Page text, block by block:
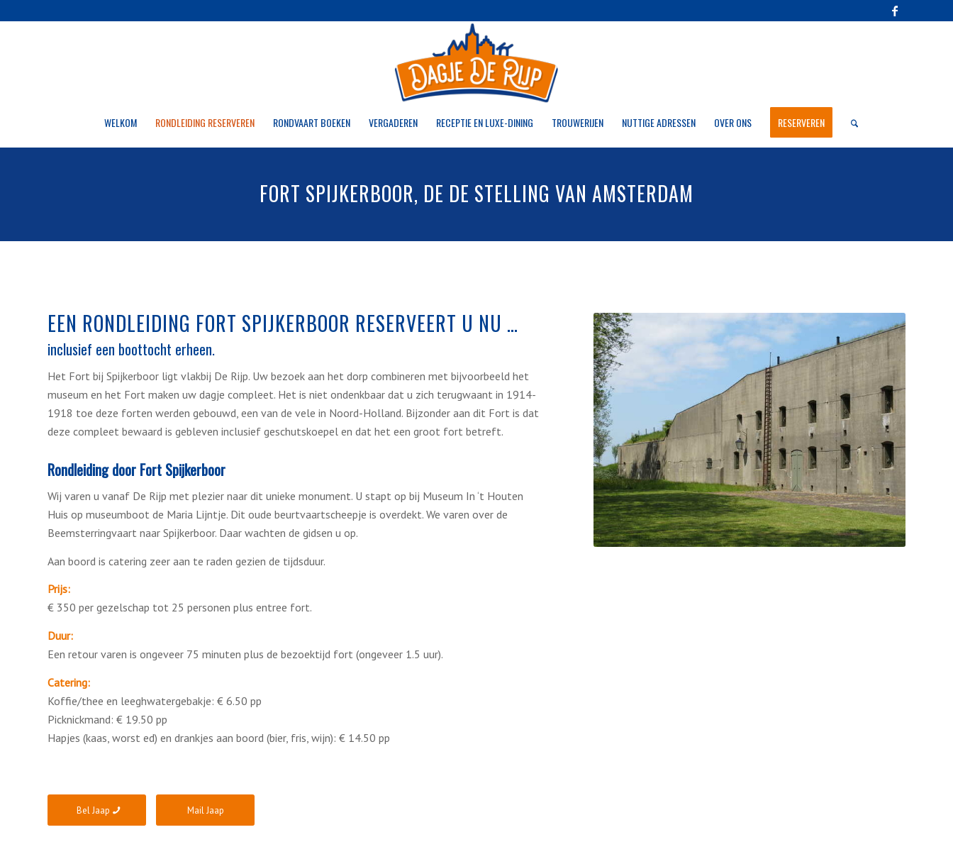
WELKOM RONDLEIDING RESERVEREN RONDVAART BOEKEN VERGADEREN RECEPTIE EN LUXE-DINING TROUWERIJEN NUTTIGE ADRESSEN OVER ONS RESERVEREN
FORT SPIJKERBOOR, DE DE STELLING VAN AMSTERDAM
EEN RONDLEIDING FORT SPIJKERBOOR RESERVEERT U NU …
inclusief een boottocht erheen.
Het Fort bij Spijkerboor ligt vlakbij De Rijp. Uw bezoek aan het dorp combineren met bijvoorbeeld het
museum en het Fort maken uw dagje compleet. Het is niet ondenkbaar dat u zich terugwaant in 1914-
1918 toe deze forten werden gebouwd, een van de vele in Noord-Holland. Bijzonder aan dit Fort is dat
deze compleet bewaard is gebleven inclusief geschutskoepel en dat het een groot fort betreft.
Rondleiding door Fort Spijkerboor
Wij varen u vanaf De Rijp met plezier naar dit unieke monument. U stapt op bij Museum In ‘t Houten
Huis op museumboot de Maria Lijntje. Dit oude beurtvaartscheepje is overdekt. We varen over de
Beemsterringvaart naar Spijkerboor. Daar wachten de gidsen u op.
Aan boord is catering zeer aan te raden gezien de tijdsduur.
Prijs:
€ 350 per gezelschap tot 25 personen plus entree fort.
Duur:
Een retour varen is ongeveer 75 minuten plus de bezoektijd fort (ongeveer 1.5 uur).
Catering:
Koffie/thee en leeghwatergebakje: € 6.50 pp
Picknickmand: € 19.50 pp
Hapjes (kaas, worst ed) en drankjes aan boord (bier, fris, wijn): € 14.50 pp
Bel Jaap Mail Jaap